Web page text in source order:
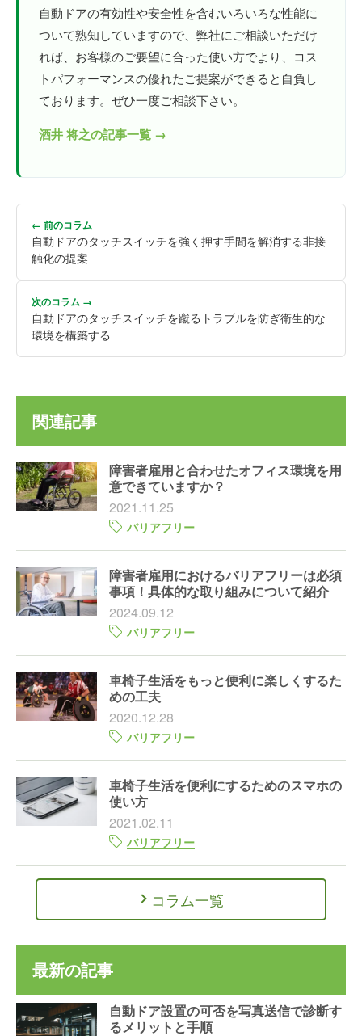
自動ドアの有効性や安全性を含むいろいろな性能に
ついて熟知していますので、弊社にご相談いただけ
れば、お客様のご要望に合った使い方でより、コス
トパフォーマンスの優れたご提案ができると自負し
ております。ぜひ一度ご相談下さい。
酒井 将之の記事一覧 →
← 前のコラム
自動ドアのタッチスイッチを強く押す手間を解消する非接
触化の提案
次のコラム →
自動ドアのタッチスイッチを蹴るトラブルを防ぎ衛生的な
環境を構築する
関連記事
障害者雇用と合わせたオフィス環境を用
意できていますか？
2021.11.25
バリアフリー
障害者雇用におけるバリアフリーは必須
事項！具体的な取り組みについて紹介
2024.09.12
バリアフリー
車椅子生活をもっと便利に楽しくするた
めの工夫
2020.12.28
バリアフリー
車椅子生活を便利にするためのスマホの
使い方
2021.02.11
バリアフリー
コラム一覧
最新の記事
自動ドア設置の可否を写真送信で診断す
るメリットと手順